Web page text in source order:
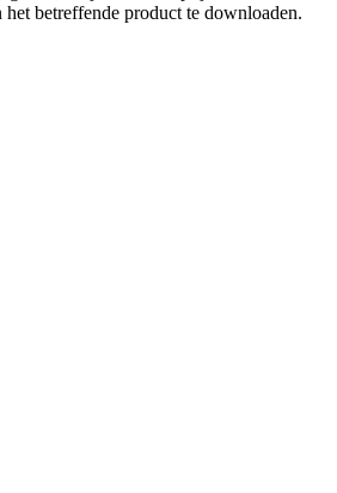
betreffende product te downloaden.